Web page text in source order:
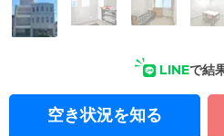
外観: 末期がんや神経難病の方な
LINEで結
空き状況を知る